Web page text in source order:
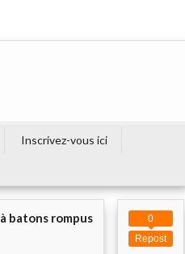
Inscrivez-vous ici
à batons rompus
Repost
0